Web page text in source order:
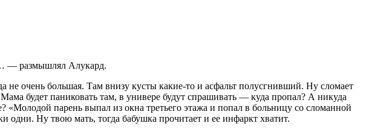
— размышлял Алукард.
не очень большая. Там внизу кусты какие-то и асфальт полусгнивший. Ну сломает
будет паниковать там, в универе будут спрашивать — куда пропал? А никуда
парень выпал из окна третьего этажа и попал в больницу со сломанной
одни. Ну твою мать, тогда бабушка прочитает и ее инфаркт хватит.